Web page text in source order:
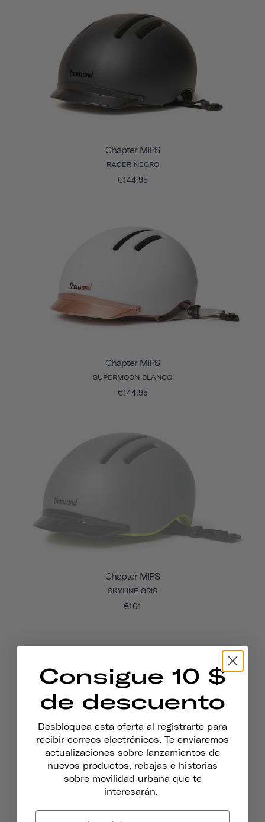
Chapter MIPS
RACER NEGRO
€144,95
Chapter MIPS
SUPERMOON BLANCO
€144,95
Chapter MIPS
SKYLINE GRIS
€101
Chapter MIPS
Consigue 10 $
de descuento
Desbloquea esta oferta al registrarte para
recibir correos electrónicos. Te enviaremos
actualizaciones sobre lanzamientos de
nuevos productos, rebajas e historias
sobre movilidad urbana que te
interesarán.